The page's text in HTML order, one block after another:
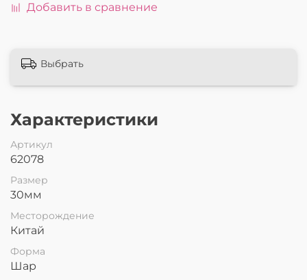
Добавить в сравнение
Выбрать
Характеристики
Артикул
62078
Размер
30мм
Месторождение
Китай
Форма
Шар